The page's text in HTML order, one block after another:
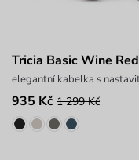
Tricia Basic Wine Red
935 Kč 1 299 Kč